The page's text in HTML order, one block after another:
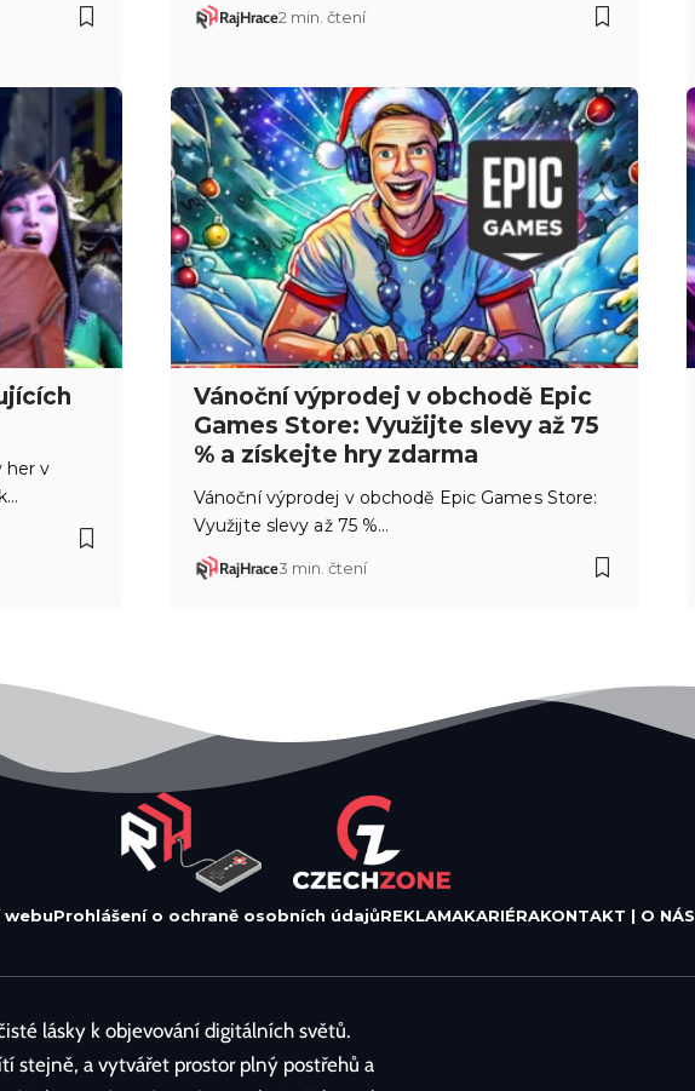
RajHrace2 min. čtení
her v
Vánoční výprodej v obchodě Epic
Games Store: Využijte slevy až 75
% a získejte hry zdarma
Vánoční výprodej v obchodě Epic Games Store:
Využijte slevy až 75 %…
RajHrace3 min. čtení
webuProhlášení o ochraně osobních údajůREKLAMAKARIÉRAKONTAKT | O NÁS
lásky k objevování digitálních světů.
stejně, a vytvářet prostor plný postřehů a